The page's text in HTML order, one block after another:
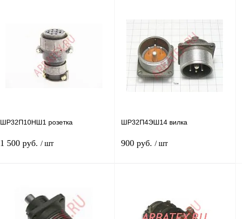
Купить в 1 клик Сравнение
В избранное
наличии
Купить в 1 клик Сравнение
В избранное Недоступно
ШР32П10НШ1 розетка
1 500 руб. / шт
Купить в 1 клик Сравнение
ШР32П4ЭШ14 вилка
900 руб. / шт
Купить в 1 клик Сравнение